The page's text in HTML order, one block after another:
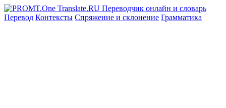
Перевод Контексты Спряжение и склонение Грамматика